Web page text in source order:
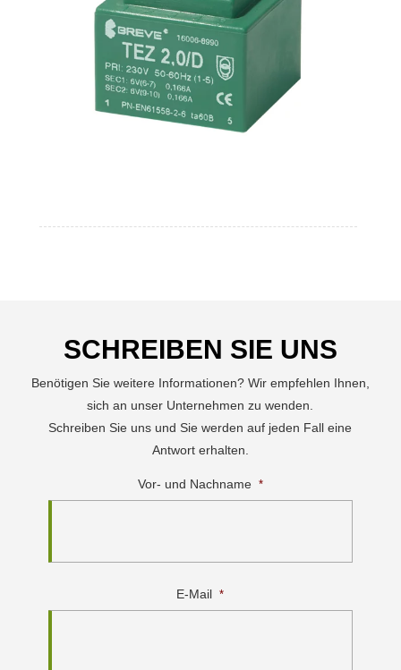
SCHREIBEN SIE UNS
Benötigen Sie weitere Informationen? Wir empfehlen Ihnen,
sich an unser Unternehmen zu wenden.
Schreiben Sie uns und Sie werden auf jeden Fall eine
Antwort erhalten.
Vor- und Nachname *
E-Mail *